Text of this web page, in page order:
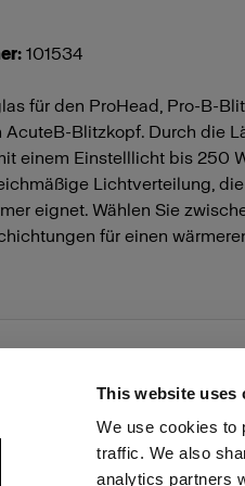
This website uses
We use cookies to
traffic. We also
analytics partners
: 101534
für den ProHead, Pro-B-
AcuteB-Blitzkopf. Durch die
einem Einstelllicht bis 250
Lichtverteilung,
eignet. Wählen Sie
für einen
Support Karriere